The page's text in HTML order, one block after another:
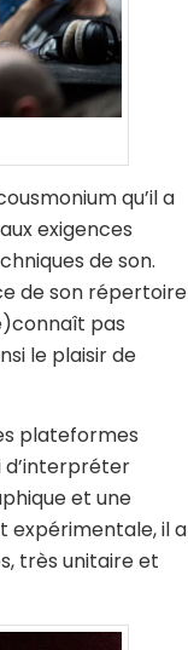
qu’il a
exigences
de son.
de son répertoire
pas
le plaisir de
plateformes
d’interpréter
et une
expérimentale, il a
très unitaire et